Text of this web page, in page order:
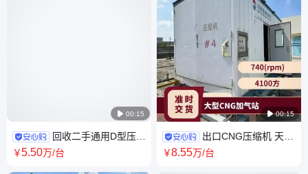
 00:15
回收二手通用D型压缩
机 华气厚普CNG加气柱 井口注
￥5.50万/台
 00:15
出口CNG压缩机 天然
气加气站 后置脱水装置 占地小
￥8.55万/台